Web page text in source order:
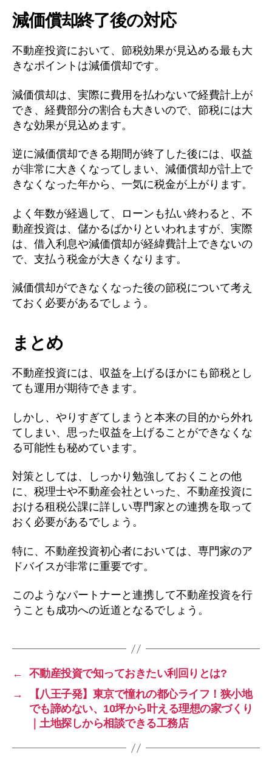
減価償却終了後の対応
不動産投資において、節税効果が見込める最も大
きなポイントは減価償却です。
減価償却は、実際に費用を払わないで経費計上が
でき、経費部分の割合も大きいので、節税には大
きな効果が見込めます。
逆に減価償却できる期間が終了した後には、収益
が非常に大きくなってしまい、減価償却が計上で
きなくなった年から、一気に税金が上がります。
よく年数が経過して、ローンも払い終わると、不
動産投資は、儲かるばかりといわれますが、実際
は、借入利息や減価償却が経緯費計上できないの
で、支払う税金が大きくなります。
減価償却ができなくなった後の節税について考え
ておく必要があるでしょう。
まとめ
不動産投資には、収益を上げるほかにも節税とし
ても運用が期待できます。
しかし、やりすぎてしまうと本来の目的から外れ
てしまい、思った収益を上げることができなくな
る可能性も秘めています。
対策としては、しっかり勉強しておくことの他
に、税理士や不動産会社といった、不動産投資に
おける租税公課に詳しい専門家との連携を取って
おく必要があるでしょう。
特に、不動産投資初心者においては、専門家のア
ドバイスが非常に重要です。
このようなパートナーと連携して不動産投資を行
うことも成功への近道となるでしょう。
←
不動産投資で知っておきたい利回りとは?
→
【八王子発】東京で憧れの都心ライフ！狭小地
でも諦めない、10坪から叶える理想の家づくり
｜土地探しから相談できる工務店